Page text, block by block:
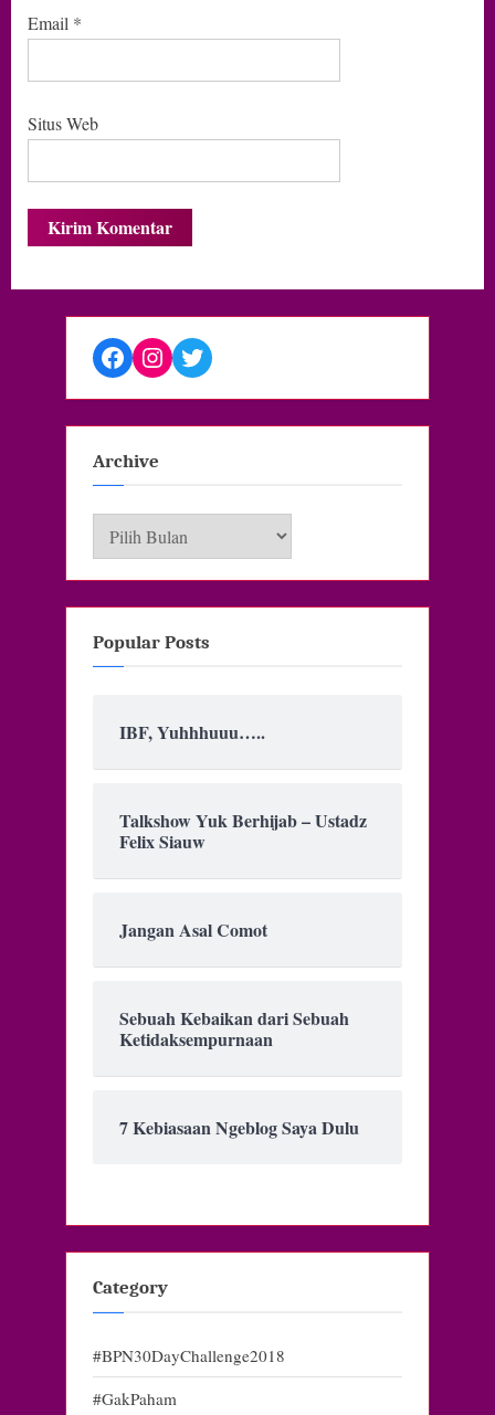
Email *
Situs Web
Facebook
Instagram
Twitter
Archive
Archive
Popular Posts
IBF, Yuhhhuuu…..
Talkshow Yuk Berhijab – Ustadz
Felix Siauw
Jangan Asal Comot
Sebuah Kebaikan dari Sebuah
Ketidaksempurnaan
7 Kebiasaan Ngeblog Saya Dulu
Category
#BPN30DayChallenge2018
#GakPaham